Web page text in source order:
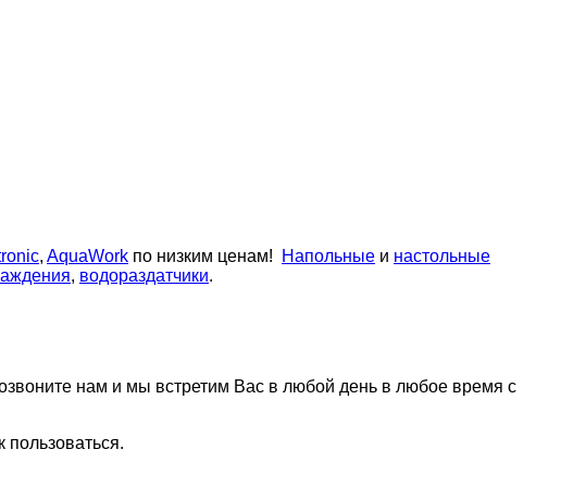
, AquaWork по низким ценам! Напольные и настольные
, водораздатчики.
нам и мы встретим Вас в любой день в любое время с